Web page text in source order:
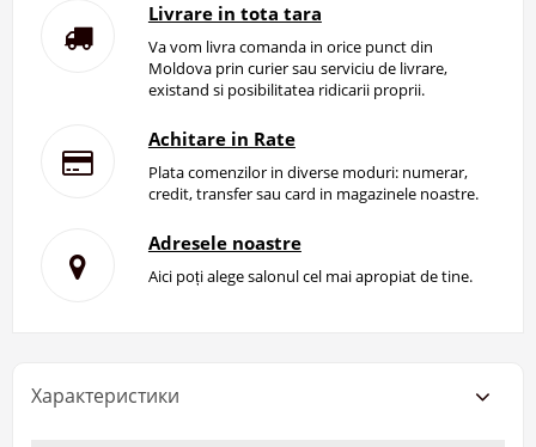
Livrare in tota tara
Va vom livra comanda in orice punct din
Moldova prin curier sau serviciu de livrare,
existand si posibilitatea ridicarii proprii.
Achitare in Rate
Plata comenzilor in diverse moduri: numerar,
credit, transfer sau card in magazinele noastre.
Adresele noastre
Aici poți alege salonul cel mai apropiat de tine.
Характеристики